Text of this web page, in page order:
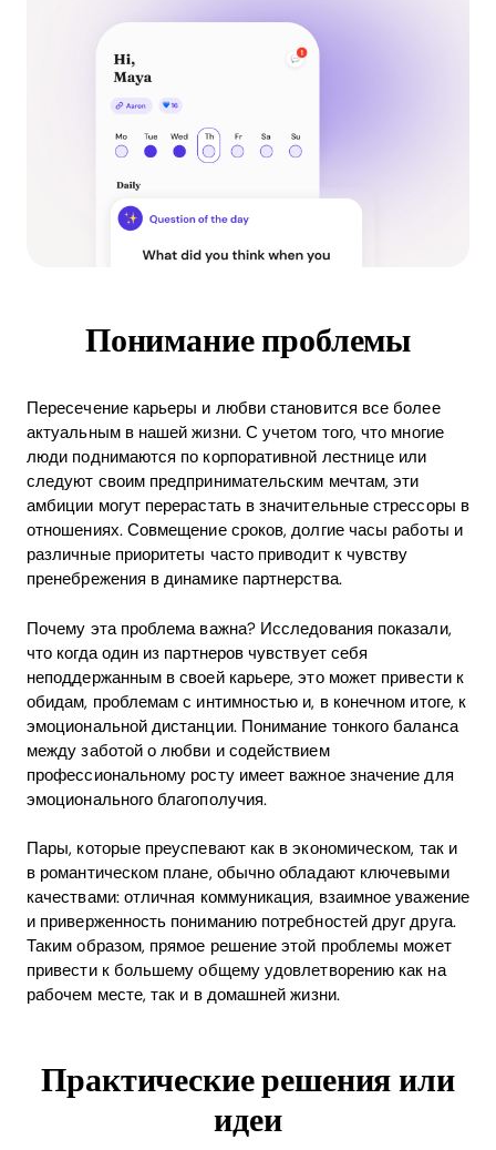
Понимание проблемы
Пересечение карьеры и любви становится все более
актуальным в нашей жизни. С учетом того, что многие
люди поднимаются по корпоративной лестнице или
следуют своим предпринимательским мечтам, эти
амбиции могут перерастать в значительные стрессоры в
отношениях. Совмещение сроков, долгие часы работы и
различные приоритеты часто приводит к чувству
пренебрежения в динамике партнерства.
Почему эта проблема важна? Исследования показали,
что когда один из партнеров чувствует себя
неподдержанным в своей карьере, это может привести к
обидам, проблемам с интимностью и, в конечном итоге, к
эмоциональной дистанции. Понимание тонкого баланса
между заботой о любви и содействием
профессиональному росту имеет важное значение для
эмоционального благополучия.
Пары, которые преуспевают как в экономическом, так и
в романтическом плане, обычно обладают ключевыми
качествами: отличная коммуникация, взаимное уважение
и приверженность пониманию потребностей друг друга.
Таким образом, прямое решение этой проблемы может
привести к большему общему удовлетворению как на
рабочем месте, так и в домашней жизни.
Практические решения или
идеи